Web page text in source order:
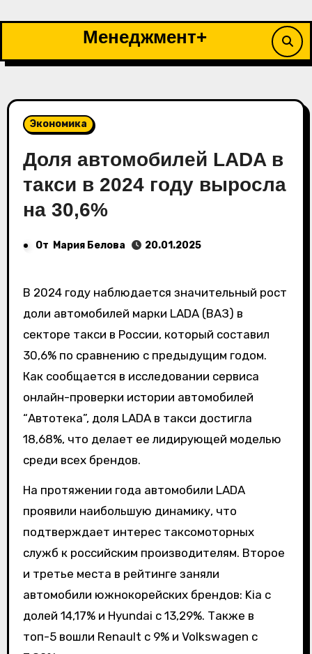
Менеджмент+
Экономика
Доля автомобилей LADA в
такси в 2024 году выросла
на 30,6%
От Мария Белова 20.01.2025
В 2024 году наблюдается значительный рост
доли автомобилей марки LADA (ВАЗ) в
секторе такси в России, который составил
30,6% по сравнению с предыдущим годом.
Как сообщается в исследовании сервиса
онлайн-проверки истории автомобилей
“Автотека”, доля LADA в такси достигла
18,68%, что делает ее лидирующей моделью
среди всех брендов.
На протяжении года автомобили LADA
проявили наибольшую динамику, что
подтверждает интерес таксомоторных
служб к российским производителям. Второе
и третье места в рейтинге заняли
автомобили южнокорейских брендов: Kia с
долей 14,17% и Hyundai с 13,29%. Также в
топ-5 вошли Renault с 9% и Volkswagen с